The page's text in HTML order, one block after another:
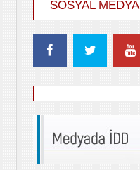
SOSYAL MEDYA